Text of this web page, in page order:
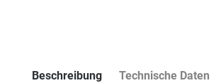
Beschreibung Technische Daten